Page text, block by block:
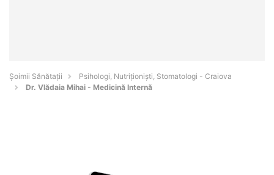
Şoimii Sănătații
Psihologi, Nutriționiști, Stomatologi - Craiova
Dr. Vlădaia Mihai - Medicină Internă